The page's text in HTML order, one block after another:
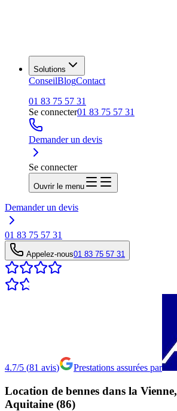
Solutions
ConseilBlogContact
01 83 75 57 31
Se connecter01 83 75 57 31
Demander un devis
Se connecter
Ouvrir le menu
Demander un devis
01 83 75 57 31
Appelez-nous01 83 75 57 31
4.7/5 (81 avis) Prestations assurées par
Location de bennes dans la Vienne,
Aquitaine (86)